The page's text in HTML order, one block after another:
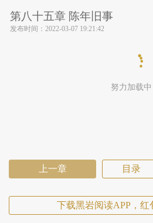
第八十五章 陈年旧事
发布时间： 2022-03-07 19:21:42
努力加载中
上一章 目录
下载黑岩阅读APP，红